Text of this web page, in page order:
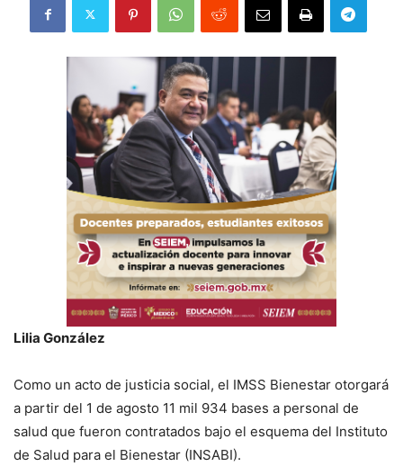
Lilia González
Como un acto de justicia social, el IMSS Bienestar otorgará
a partir del 1 de agosto 11 mil 934 bases a personal de
salud que fueron contratados bajo el esquema del Instituto
de Salud para el Bienestar (INSABI).